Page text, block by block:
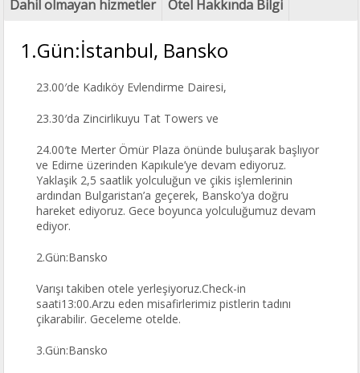
Dahil olmayan hizmetler
Otel Hakkında Bilgi
1.Gün:İstanbul, Bansko
23.00′de Kadıköy Evlendirme Dairesi,
23.30′da Zincirlikuyu Tat Towers ve
24.00′te Merter Ömür Plaza önünde buluşarak başlıyor
ve Edirne üzerinden Kapıkule’ye devam ediyoruz.
Yaklaşik 2,5 saatlik yolculuğun ve çikis işlemlerinin
ardından Bulgaristan’a geçerek, Bansko’ya doğru
hareket ediyoruz. Gece boyunca yolculuğumuz devam
ediyor.
2.Gün:Bansko
Varışı takiben otele yerleşiyoruz.Check-in
saati13:00.Arzu eden misafirlerimiz pistlerin tadını
çikarabilir. Geceleme otelde.
3.Gün:Bansko